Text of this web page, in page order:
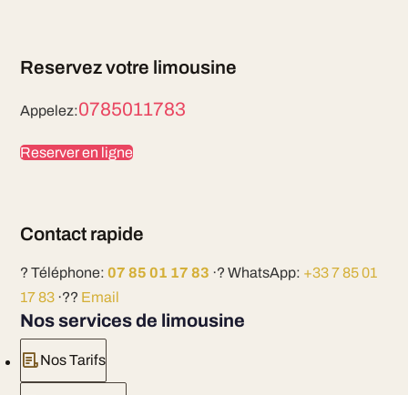
Reservez votre limousine
Appelez:0785011783
Reserver en ligne
Contact rapide
? Téléphone: 07 85 01 17 83 ·? WhatsApp: +33 7 85 01
17 83·?? Email
Nos services de limousine
Nos Tarifs